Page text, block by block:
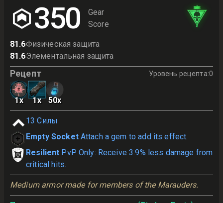
350
Gear
Score
81.6Физическая защита
81.6Элементальная защита
Рецепт Уровень рецепта:0
1x 1x 50x
13 Силы
Empty Socket Attach a gem to add its effect.
Resilient PvP Only: Receive 3.9% less damage from
critical hits.
Medium armor made for members of the Marauders.